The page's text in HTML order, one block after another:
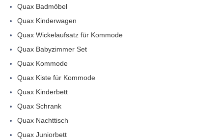
Quax Badmöbel
Quax Kinderwagen
Quax Wickelaufsatz für Kommode
Quax Babyzimmer Set
Quax Kommode
Quax Kiste für Kommode
Quax Kinderbett
Quax Schrank
Quax Nachttisch
Quax Juniorbett